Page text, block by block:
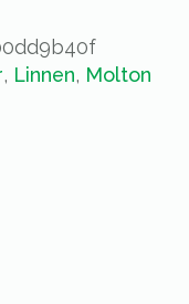
, Linnen, Molton